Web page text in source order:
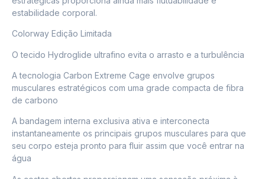
estabilidade corporal.
Colorway Edição Limitada
O tecido Hydroglide ultrafino evita o arrasto e a turbulência
A tecnologia Carbon Extreme Cage envolve grupos
musculares estratégicos com uma grade compacta de fibra
de carbono
A bandagem interna exclusiva ativa e interconecta
instantaneamente os principais grupos musculares para que
seu corpo esteja pronto para fluir assim que você entrar na
água